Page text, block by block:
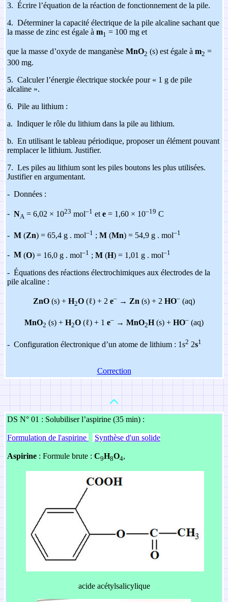
3. Écrire l’équation de la réaction de fonctionnement de la pile.
4. Déterminer la capacité électrique de la pile alcaline sachant que
la masse de zinc est égale à m1 = 100 mg et
que la masse d’oxyde de manganèse MnO2 (s) est égale à m2 =
300 mg.
5. Calculer l’énergie électrique stockée pour « 1 g de pile
alcaline ».
6. Pile au lithium :
a. Indiquer le rôle du lithium dans la pile au lithium.
b. En utilisant le tableau périodique, proposer un élément pouvant
remplacer le lithium. Justifier.
7. Les piles au lithium sont les piles boutons les plus utilisées.
Justifier en argumentant.
- Données :
- NA = 6,02 × 1023 mol–1 et e = 1,60 × 10–19 C
- M (Zn) = 65,4 g . mol–1 ; M (Mn) = 54,9 g . mol–1
- M (O) = 16,0 g . mol–1 ; M (H) = 1,01 g . mol–1
- Équations des réactions électrochimiques aux électrodes de la
pile alcaline :
ZnO (s) + H2O (ℓ) + 2 e– → Zn (s) + 2 HO– (aq)
MnO2 (s) + H2O (ℓ) + 1 e– → MnO2H(s) + HO– (aq)
- Configuration électronique d’un atome de lithium : 1s2 2s1
Correction
DS N° 01 : Solubiliser l’aspirine (35 min) :
Formulation de l'aspirine Synthèse d'un solide
Aspirine : Formule brute : C9H8O4,
acide acétylsalicylique